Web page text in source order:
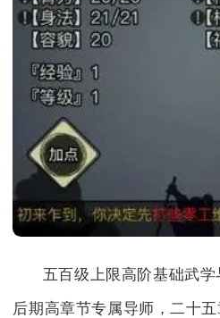
五百级上限高阶基础武
后期高章节专属导师，二十五